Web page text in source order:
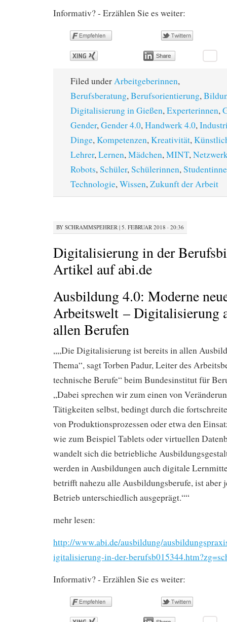
Informativ? - Erzählen Sie es weiter:
Filed underArbeitgeberinnen,
Berufsberatung,Berufsorientierung,
Digitalisierung in Gießen,Experterinnen,
Gender,Gender 4.0,Handwerk 4.0,
Dinge,Kompetenzen,Kreativität,
Lehrer,Lernen,Mädchen,MINT,
Robots,Schüler,Schülerinnen,
Technologie,Wissen,Zukunft der Arbeit
BY SCHRAMMSPEHRER | 5. FEBRUAR 2018 · 20:36
Digitalisierung in der
Artikel auf abi.de
Ausbildung 4.0: Moderne
Arbeitswelt – Digitalisierung
allen Berufen
„„Die Digitalisierung ist bereits in allen
Thema“, sagt Torben Padur, Leiter des
technische Berufe“ beim Bundesinstitut für
„Dabei sprechen wir zum einen von
Tätigkeiten selbst, bedingt durch die
von Produktionsprozessen oder etwa den
wie zum Beispiel Tablets oder virtuellen
wandelt sich die betriebliche
werden in Ausbildungen auch digitale
betrifft nahezu alle Ausbildungsberufe, ist aber
Betrieb unterschiedlich ausgeprägt.““
mehr lesen:
http://www.abi.de/ausbildung/
igitalisierung-in-der-
Informativ? - Erzählen Sie es weiter: